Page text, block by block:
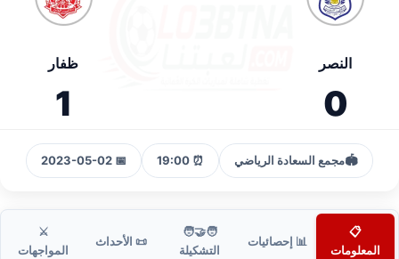
النصر
0
ظفار
1
🏟️مجمع السعادة الرياضي ⏰ 19:00
📅 2023-05-02
📋
المعلومات
📊 إحصائيات
🧑‍🤝‍🧑
التشكيلة
📜 الأحداث
⚔️
المواجهات